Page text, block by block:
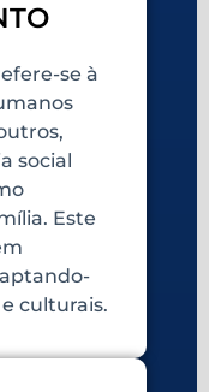
se à
social
Este
culturais.